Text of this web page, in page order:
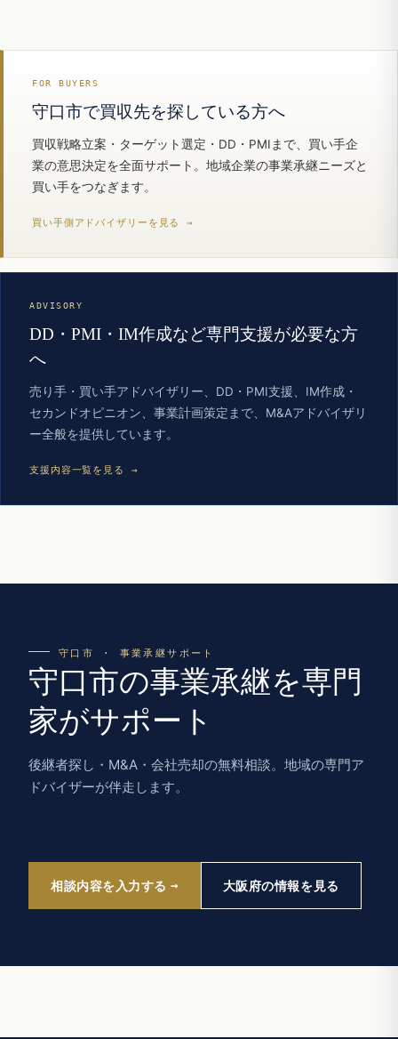
FOR BUYERS
守口市で買収先を探している方へ
買収戦略立案・ターゲット選定・DD・PMIまで、買い手企
業の意思決定を全面サポート。地域企業の事業承継ニーズと
買い手をつなぎます。
買い手側アドバイザリーを見る →
ADVISORY
DD・PMI・IM作成など専門支援が必要な方
へ
売り手・買い手アドバイザリー、DD・PMI支援、IM作成・
セカンドオピニオン、事業計画策定まで、M&Aアドバイザリ
ー全般を提供しています。
支援内容一覧を見る →
守口市 · 事業承継サポート
守口市の事業承継を専門
家がサポート
後継者探し・M&A・会社売却の無料相談。地域の専門ア
ドバイザーが伴走します。
相談内容を入力する 大阪府の情報を見る